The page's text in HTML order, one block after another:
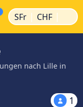
SFr | CHF |
nach Lille in
1